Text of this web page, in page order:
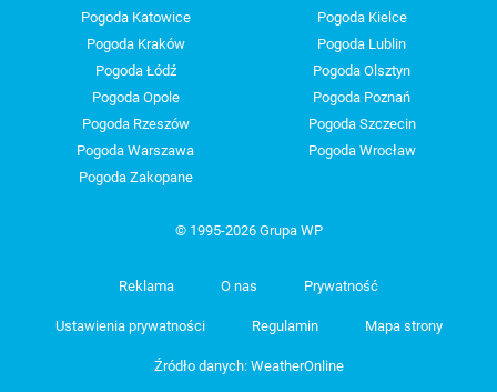
Pogoda Katowice
Pogoda Kielce
Pogoda Kraków
Pogoda Lublin
Pogoda Łódź
Pogoda Olsztyn
Pogoda Opole
Pogoda Poznań
Pogoda Rzeszów
Pogoda Szczecin
Pogoda Warszawa
Pogoda Wrocław
Pogoda Zakopane
© 1995-2026 Grupa WP
Reklama O nas Prywatność
Ustawienia prywatności Regulamin Mapa strony
Źródło danych: WeatherOnline